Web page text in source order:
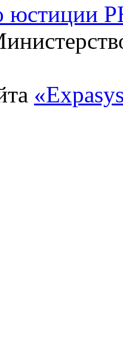
​ю​с​т​и​ц​и​и​